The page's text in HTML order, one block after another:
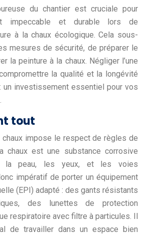
du chantier est cruciale pour
impeccable et durable lors de
à la chaux écologique. Cela sous-
mesures de sécurité, de préparer le
la peinture à la chaux. Négliger l’une
la qualité et la longévité
un investissement essentiel pour vos
tout
chaux impose le respect de règles de
chaux est une substance corrosive
la peau, les yeux, et les voies
impératif de porter un équipement
(EPI) adapté : des gants résistants
des lunettes de protection
respiratoire avec filtre à particules. Il
de travailler dans un espace bien